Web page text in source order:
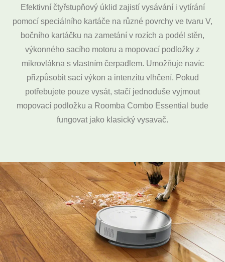
Efektivní čtyřstupňový úklid zajistí vysávání i vytírání
pomocí speciálního kartáče na různé povrchy ve tvaru V,
bočního kartáčku na zametání v rozích a podél stěn,
výkonného sacího motoru a mopovací podložky z
mikrovlákna s vlastním čerpadlem. Umožňuje navíc
přizpůsobit sací výkon a intenzitu vlhčení. Pokud
potřebujete pouze vysát, stačí jednoduše vyjmout
mopovací podložku a Roomba Combo Essential bude
fungovat jako klasický vysavač.